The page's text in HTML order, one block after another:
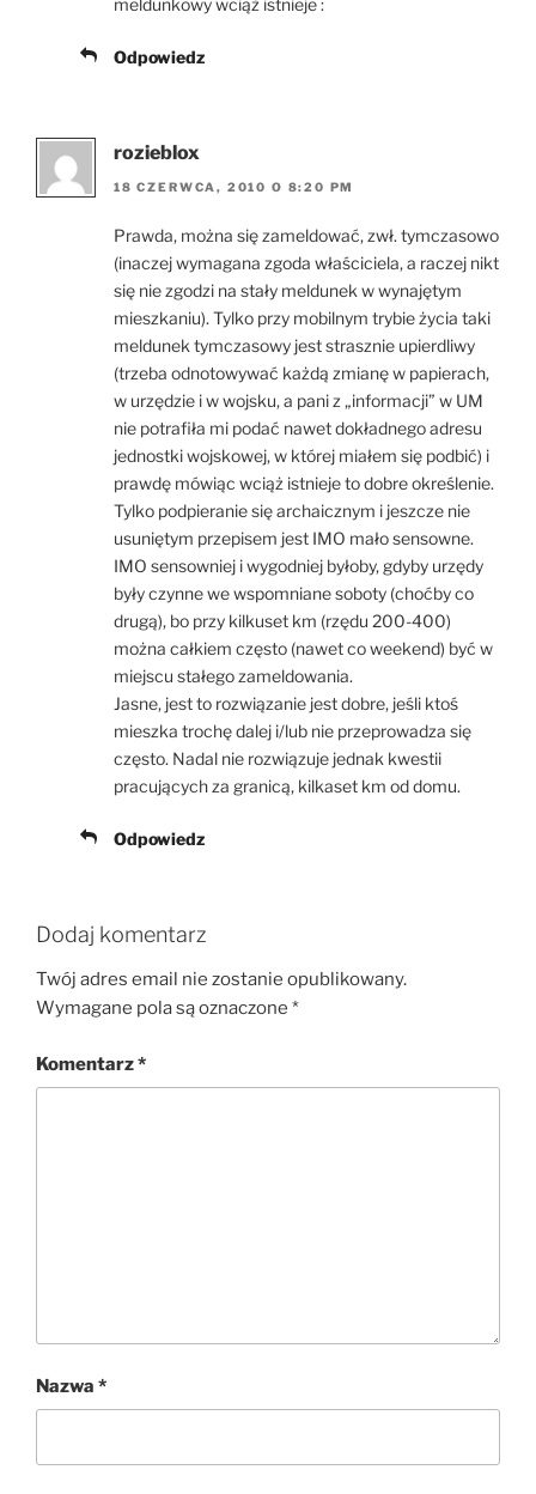
meldunkowy wciąż istnieje :
Odpowiedz
rozieblox
18 CZERWCA, 2010 O 8:20 PM
Prawda, można się zameldować, zwł. tymczasowo
(inaczej wymagana zgoda właściciela, a raczej nikt
się nie zgodzi na stały meldunek w wynajętym
mieszkaniu). Tylko przy mobilnym trybie życia taki
meldunek tymczasowy jest strasznie upierdliwy
(trzeba odnotowywać każdą zmianę w papierach,
w urzędzie i w wojsku, a pani z „informacji” w UM
nie potrafiła mi podać nawet dokładnego adresu
jednostki wojskowej, w której miałem się podbić) i
prawdę mówiąc wciąż istnieje to dobre określenie.
Tylko podpieranie się archaicznym i jeszcze nie
usuniętym przepisem jest IMO mało sensowne.
IMO sensowniej i wygodniej byłoby, gdyby urzędy
były czynne we wspomniane soboty (choćby co
drugą), bo przy kilkuset km (rzędu 200-400)
można całkiem często (nawet co weekend) być w
miejscu stałego zameldowania.
Jasne, jest to rozwiązanie jest dobre, jeśli ktoś
mieszka trochę dalej i/lub nie przeprowadza się
często. Nadal nie rozwiązuje jednak kwestii
pracujących za granicą, kilkaset km od domu.
Odpowiedz
Dodaj komentarz
Twój adres email nie zostanie opublikowany.
Wymagane pola są oznaczone *
Komentarz*
Nazwa *